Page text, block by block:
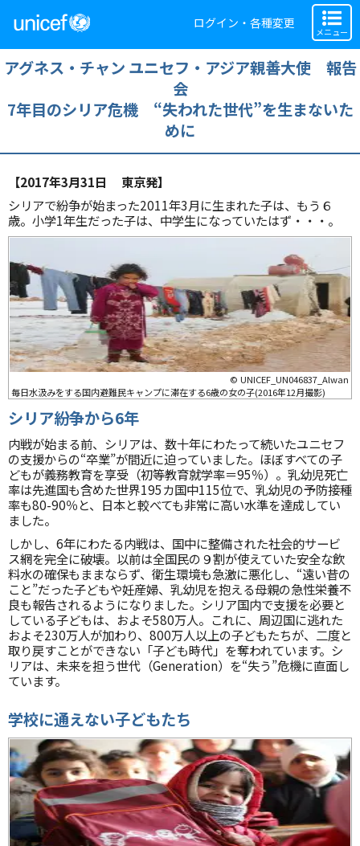
ログイン・各種変更
メニュー
アグネス・チャン ユニセフ・アジア親善大使 報告
会
7年目のシリア危機 “失われた世代”を生まないた
めに
【2017年3月31日 東京発】
シリアで紛争が始まった2011年3月に生まれた子は、もう６
歳。小学1年生だった子は、中学生になっていたはず・・・。
© UNICEF_UN046837_Alwan
毎日水汲みをする国内避難民キャンプに滞在する6歳の女の子(2016年12月撮影)
シリア紛争から6年
内戦が始まる前、シリアは、数十年にわたって続いたユニセフ
の支援からの“卒業”が間近に迫っていました。ほぼすべての子
どもが義務教育を享受（初等教育就学率＝95％）。乳幼児死亡
率は先進国も含めた世界195カ国中115位で、乳幼児の予防接種
率も80-90％と、日本と較べても非常に高い水準を達成してい
ました。
しかし、6年にわたる内戦は、国中に整備された社会的サービ
ス網を完全に破壊。以前は全国民の９割が使えていた安全な飲
料水の確保もままならず、衛生環境も急激に悪化し、“遠い昔の
こと”だった子どもや妊産婦、乳幼児を抱える母親の急性栄養不
良も報告されるようになりました。シリア国内で支援を必要と
している子どもは、およそ580万人。これに、周辺国に逃れた
およそ230万人が加わり、800万人以上の子どもたちが、二度と
取り戻すことができない「子ども時代」を奪われています。シ
リアは、未来を担う世代（Generation）を“失う”危機に直面し
ています。
学校に通えない子どもたち